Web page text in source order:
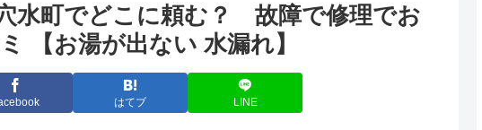
水町でどこに頼む？ 故障で修理でお
【お湯が出ない 水漏れ】
はてブ LINE